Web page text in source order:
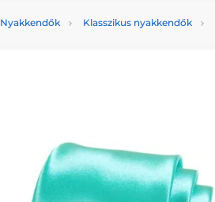
Nyakkendők Klasszikus nyakkendők